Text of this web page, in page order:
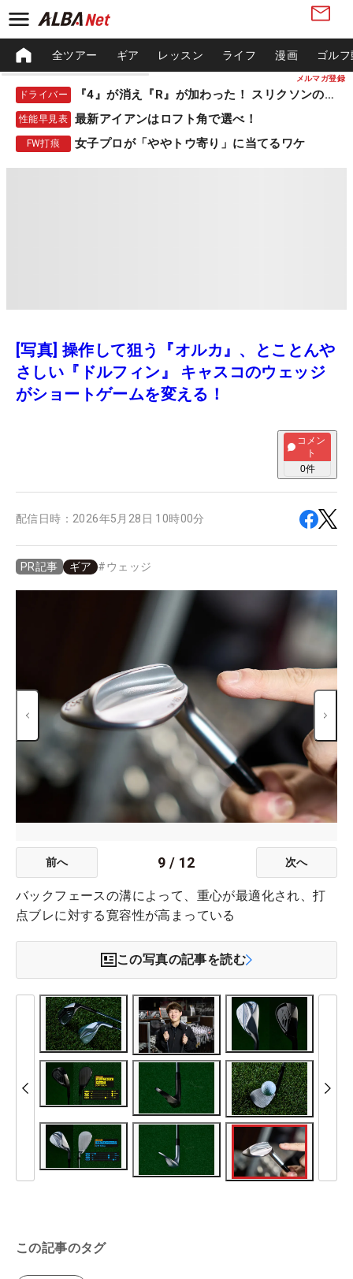
メルマガ登録
全ツアー ギア レッスン ライフ 漫画 ゴル
ドライバー 『4』が消え『R』が加わった！ スリクソンの新作
性能早見表 最新アイアンはロフト角で選べ！
FW打痕 女子プロが「ややトウ寄り」に当てるワケ
[写真] 操作して狙う『オルカ』、とことんや
さしい『ドルフィン』 キャスコのウェッジ
がショートゲームを変える！
コメン
ト
0件
配信日時： 2026年5月28日 10時00分
PR記事 ギア #ウェッジ
前へ 9 / 12 次へ
バックフェースの溝によって、重心が最適化され、打
点ブレに対する寛容性が高まっている
この写真の記事を読む
この記事のタグ